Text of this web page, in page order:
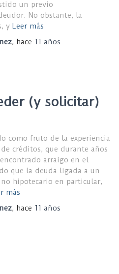
un previo
No obstante, la
y Leer más
, hace 11 años
(y solicitar)
como fruto de la experiencia
créditos, que durante años
arraigo en el
que la deuda ligada a un
hipotecario en particular,
más
, hace 11 años